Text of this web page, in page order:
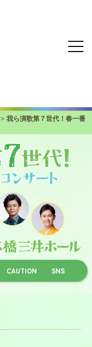
> 我ら演歌第７世代！春一番
CAUTION SNS